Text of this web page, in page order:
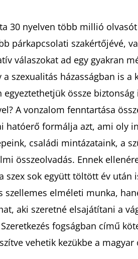
30 nyelven több millió
párkapcsolati szakértőjévé,
válaszokat ad egy gyakran
szexualitás házasságban is a
össze
A vonzalom fenntartása
hatóerő formálja azt, ami oly
családi mintázataink, a
összeolvadás. Ennek
szex sok együtt töltött év után
szellemes elméleti munka,
aki szeretné elsajátítani a
fogságban című
vehetik kezükbe a magyar